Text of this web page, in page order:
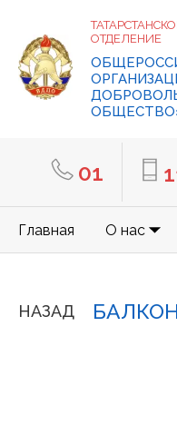
ОТДЕЛЕНИЕ
01
Главная О нас
НАЗАД